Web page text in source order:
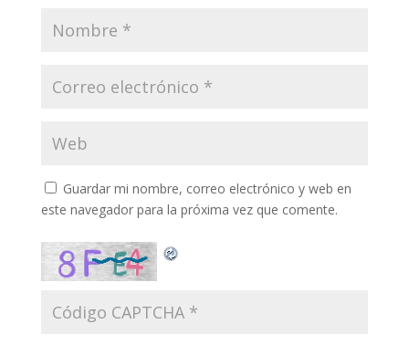
Guardar mi nombre, correo electrónico y web en
este navegador para la próxima vez que comente.